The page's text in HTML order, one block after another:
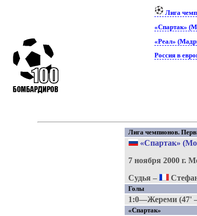
Лига
«Спартак»
«Реал»
Россия в
Лига чемпионов.
«Спартак»
7 ноября 2000 г.
Судья –
Голы
1:0—Жереми (47'
«Спартак»